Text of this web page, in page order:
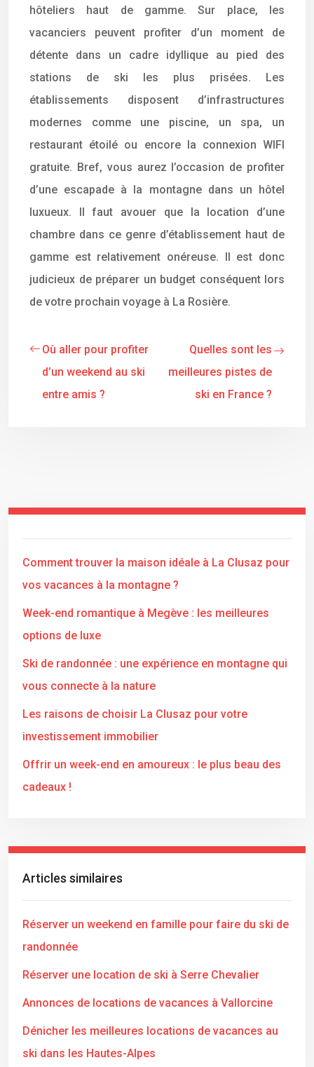
hôteliers haut de gamme. Sur place, les
vacanciers peuvent profiter d’un moment de
détente dans un cadre idyllique au pied des
stations de ski les plus prisées. Les
établissements disposent d’infrastructures
modernes comme une piscine, un spa, un
restaurant étoilé ou encore la connexion WIFI
gratuite. Bref, vous aurez l’occasion de profiter
d’une escapade à la montagne dans un hôtel
luxueux. Il faut avouer que la location d’une
chambre dans ce genre d’établissement haut de
gamme est relativement onéreuse. Il est donc
judicieux de préparer un budget conséquent lors
de votre prochain voyage à La Rosière.
Où aller pour profiter
d’un weekend au ski
entre amis ?
Quelles sont les
meilleures pistes de
ski en France ?
Comment trouver la maison idéale à La Clusaz pour
vos vacances à la montagne ?
Week-end romantique à Megève : les meilleures
options de luxe
Ski de randonnée : une expérience en montagne qui
vous connecte à la nature
Les raisons de choisir La Clusaz pour votre
investissement immobilier
Offrir un week-end en amoureux : le plus beau des
cadeaux !
Articles similaires
Réserver un weekend en famille pour faire du ski de
randonnée
Réserver une location de ski à Serre Chevalier
Annonces de locations de vacances à Vallorcine
Dénicher les meilleures locations de vacances au
ski dans les Hautes-Alpes